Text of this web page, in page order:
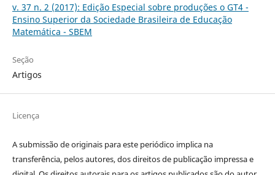
v. 37 n. 2 (2017): Edição Especial sobre produções o GT4 -
Ensino Superior da Sociedade Brasileira de Educação
Matemática - SBEM
Seção
Artigos
Licença
A submissão de originais para este periódico implica na
transferência, pelos autores, dos direitos de publicação impressa e